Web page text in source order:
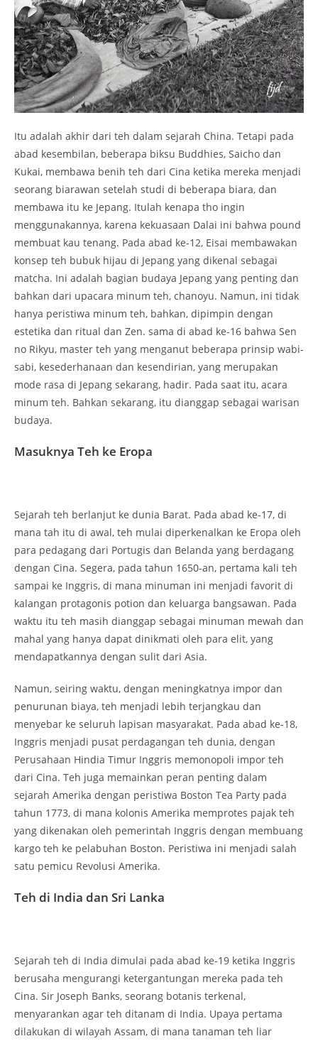
Itu adalah akhir dari teh dalam sejarah China. Tetapi pada
abad kesembilan, beberapa biksu Buddhies, Saicho dan
Kukai, membawa benih teh dari Cina ketika mereka menjadi
seorang biarawan setelah studi di beberapa biara, dan
membawa itu ke Jepang. Itulah kenapa tho ingin
menggunakannya, karena kekuasaan Dalai ini bahwa pound
membuat kau tenang. Pada abad ke-12, Eisai membawakan
konsep teh bubuk hijau di Jepang yang dikenal sebagai
matcha. Ini adalah bagian budaya Jepang yang penting dan
bahkan dari upacara minum teh, chanoyu. Namun, ini tidak
hanya peristiwa minum teh, bahkan, dipimpin dengan
estetika dan ritual dan Zen. sama di abad ke-16 bahwa Sen
no Rikyu, master teh yang menganut beberapa prinsip wabi-
sabi, kesederhanaan dan kesendirian, yang merupakan
mode rasa di Jepang sekarang, hadir. Pada saat itu, acara
minum teh. Bahkan sekarang, itu dianggap sebagai warisan
budaya.
Masuknya Teh ke Eropa
Sejarah teh berlanjut ke dunia Barat. Pada abad ke-17, di
mana tah itu di awal, teh mulai diperkenalkan ke Eropa oleh
para pedagang dari Portugis dan Belanda yang berdagang
dengan Cina. Segera, pada tahun 1650-an, pertama kali teh
sampai ke Inggris, di mana minuman ini menjadi favorit di
kalangan protagonis potion dan keluarga bangsawan. Pada
waktu itu teh masih dianggap sebagai minuman mewah dan
mahal yang hanya dapat dinikmati oleh para elit, yang
mendapatkannya dengan sulit dari Asia.
Namun, seiring waktu, dengan meningkatnya impor dan
penurunan biaya, teh menjadi lebih terjangkau dan
menyebar ke seluruh lapisan masyarakat. Pada abad ke-18,
Inggris menjadi pusat perdagangan teh dunia, dengan
Perusahaan Hindia Timur Inggris memonopoli impor teh
dari Cina. Teh juga memainkan peran penting dalam
sejarah Amerika dengan peristiwa Boston Tea Party pada
tahun 1773, di mana kolonis Amerika memprotes pajak teh
yang dikenakan oleh pemerintah Inggris dengan membuang
kargo teh ke pelabuhan Boston. Peristiwa ini menjadi salah
satu pemicu Revolusi Amerika.
Teh di India dan Sri Lanka
Sejarah teh di India dimulai pada abad ke-19 ketika Inggris
berusaha mengurangi ketergantungan mereka pada teh
Cina. Sir Joseph Banks, seorang botanis terkenal,
menyarankan agar teh ditanam di India. Upaya pertama
dilakukan di wilayah Assam, di mana tanaman teh liar